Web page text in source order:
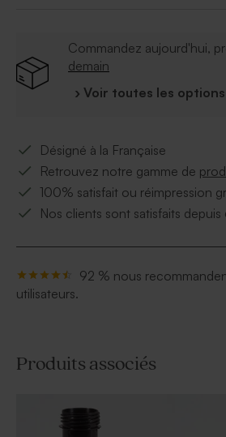
Commandez aujourd'hui,
demain
› Voir toutes les
Désigné à la Française
Retrouvez notre gamme de
100% satisfait ou réimpression
Nos clients sont satisfaits depuis
92 % nous
utilisateurs.
Produits associés